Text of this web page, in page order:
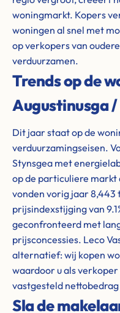
woningmarkt. Kopers
woningen al snel met
op verkopers van
verduurzamen.
Trends op de
Augustinusga
Dit jaar staat op de
verduurzamingseisen.
Stynsgea met
op de particuliere markt
vonden vorig jaar 8,443
prijsindexstijging van
geconfronteerd met
prijsconcessies. Leco
alternatief: wij kopen
waardoor u als
vastgesteld
Sla de